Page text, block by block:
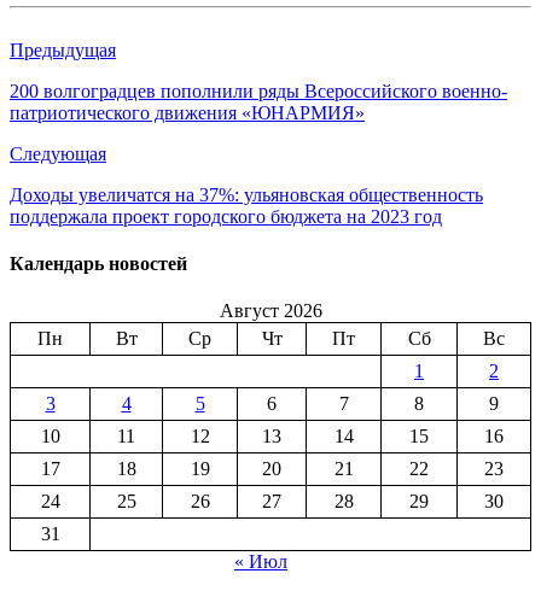
Предыдущая
200 волгоградцев пополнили ряды Всероссийского военно-
патриотического движения «ЮНАРМИЯ»
Следующая
Доходы увеличатся на 37%: ульяновская общественность
поддержала проект городского бюджета на 2023 год
Календарь новостей
Август 2026
Пн
Вт Ср Чт Пт Сб
Вс
1
2
3
4 5 6 7 8
9
10
11 12 13 14 15
16
17
18 19 20 21 22
23
24
25 26 27 28 29
30
31
« Июл